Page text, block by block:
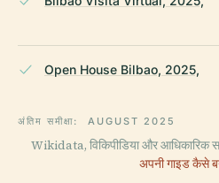
Open House Bilbao, 2025,
अंतिम समीक्षा: AUGUST 2025
Wikidata, विकिपीडिया और आधिकारिक
अपनी गाइड कैसे